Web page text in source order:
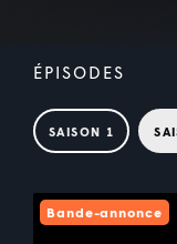
ÉPISODES
SAISON 1
Bande-annonce